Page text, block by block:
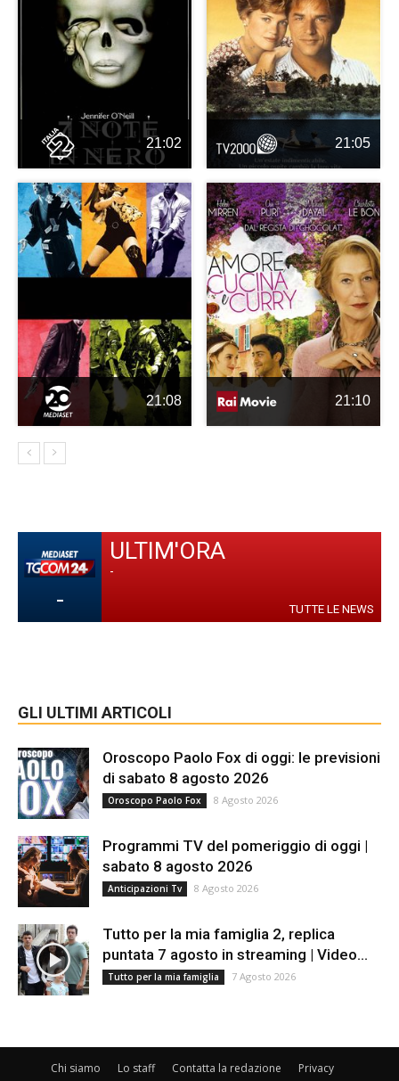
21:02 21:05
21:08 21:10
-
ULTIM'ORA
-
TUTTE LE NEWS
GLI ULTIMI ARTICOLI
Oroscopo Paolo Fox di oggi: le previsioni
di sabato 8 agosto 2026
Oroscopo Paolo Fox 8 Agosto 2026
Programmi TV del pomeriggio di oggi |
sabato 8 agosto 2026
Anticipazioni Tv 8 Agosto 2026
Tutto per la mia famiglia 2, replica
puntata 7 agosto in streaming | Video...
Tutto per la mia famiglia 7 Agosto 2026
Chi siamo Lo staff Contatta la redazione
Privacy